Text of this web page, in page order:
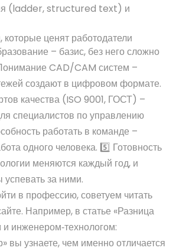
(ladder, structured text) и
ценят работодатели
– базис, без него сложно
CAD/CAM систем –
создают в цифровом формате.
качества (ISO 9001, ГОСТ) –
специалистов по управлению
работать в команде –
одного человека. 5️⃣ Готовность
меняются каждый год, и
за ними.
в профессию, советуем читать
Например, в статье «Разница
инженером‑технологом:
вы узнаете, чем именно отличается